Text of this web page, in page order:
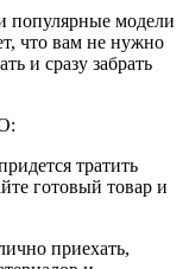
популярные модели
что вам не нужно
и сразу забрать
тратить
готовый товар и
приехать,